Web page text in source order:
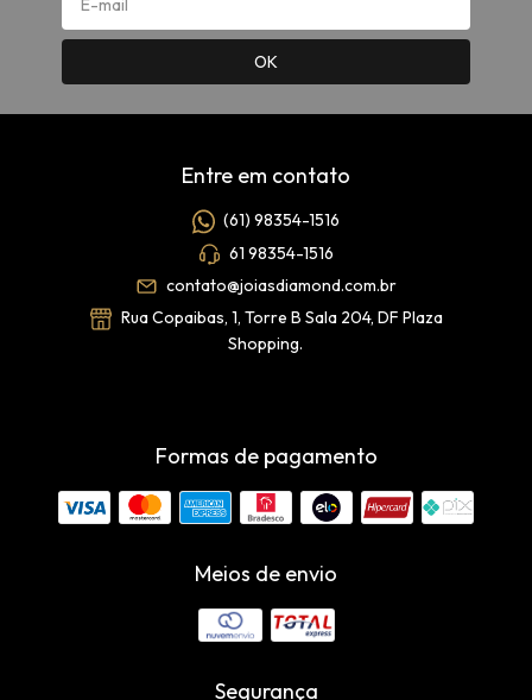
Entre em contato
(61) 98354-1516
61 98354-1516
contato@joiasdiamond.com.br
Rua Copaibas, 1, Torre B Sala 204, DF Plaza
Shopping.
Formas de pagamento
Meios de envio
Segurança